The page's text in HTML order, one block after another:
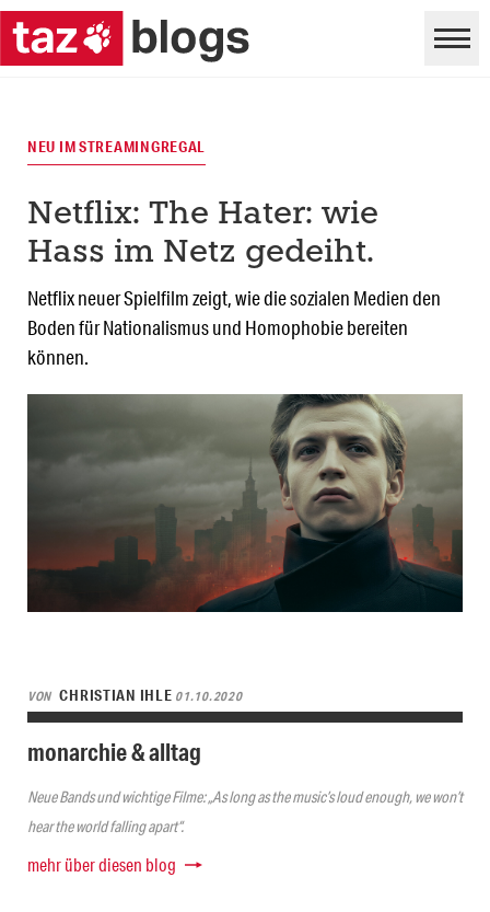
NEU IM STREAMINGREGAL
Netflix: The Hater: wie
Hass im Netz gedeiht.
Netflix neuer Spielfilm zeigt, wie die sozialen Medien den
Boden für Nationalismus und Homophobie bereiten
können.
VON CHRISTIAN IHLE 01.10.2020
monarchie & alltag
Neue Bands und wichtige Filme: „As long as the music’s loud enough, we won’t
hear the world falling apart“.
mehr über diesen blog